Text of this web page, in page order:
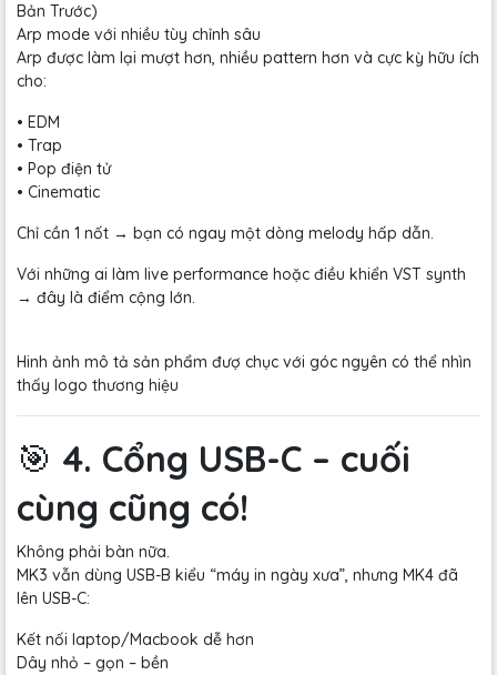
Bản Trước)
Arp mode với nhiều tùy chỉnh sâu
Arp được làm lại mượt hơn, nhiều pattern hơn và cực kỳ hữu ích
cho:
• EDM
• Trap
• Pop điện tử
• Cinematic
Chỉ cần 1 nốt → bạn có ngay một dòng melody hấp dẫn.
Với những ai làm live performance hoặc điều khiển VST synth
→ đây là điểm cộng lớn.
Hinh ảnh mô tả sản phẩm đượ chục với góc ngyên có thể nhìn
thấy logo thương hiệu
🎯 4. Cổng USB-C – cuối
cùng cũng có!
Không phải bàn nữa.
MK3 vẫn dùng USB-B kiểu “máy in ngày xưa”, nhưng MK4 đã
lên USB-C:
Kết nối laptop/Macbook dễ hơn
Dây nhỏ – gọn – bền